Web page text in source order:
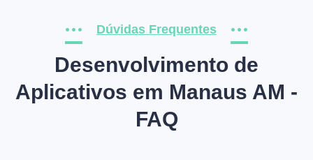
Dúvidas Frequentes
Desenvolvimento de
Aplicativos em Manaus AM -
FAQ